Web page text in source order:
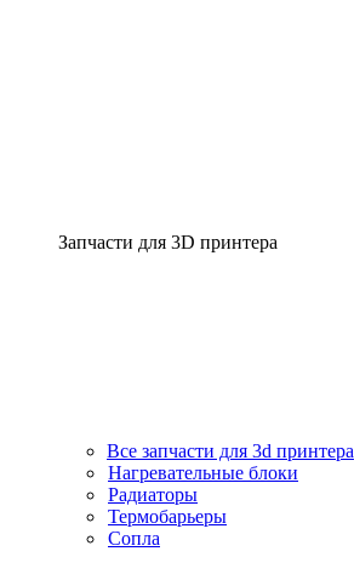
Запчасти для 3D принтера
Все запчасти для 3d принтера
Нагревательные блоки
Радиаторы
Термобарьеры
Сопла